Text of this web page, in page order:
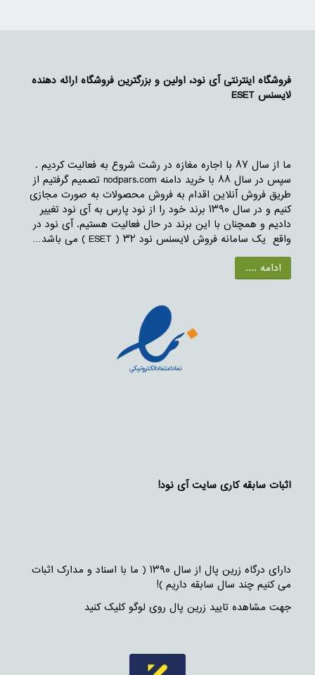
فروشگاه اینترنتی آی نود، اولین و بزرگترین فروشگاه ارائه دهنده
لایسنس ESET
ما از سال ۸۷ با اجاره مغازه در رشت شروع به فعالیت کردیم .
سپس در سال ۸۸ با خرید دامنه nodpars.com تصمیم گرفتیم از
طریق فروش آنلاین اقدام به فروش محصولات به صورت مجازی
کنیم و در سال ۱۳۹۰ برند خود را از نود پارس به آی نود تغییر
دادیم و همچنان با این برند در حال فعالیت هستیم. آی نود در
واقع یک سامانه فروش لایسنس نود ۳۲ ( ESET ) می باشد…
ادامه ....
اثبات سابقه کاری سایت آی نود!
دارای درگاه زرین پال از سال ۱۳۹۰ ( ما با اسناد و مدارک اثبات
می کنیم چند سال سابقه داریم )!
جهت مشاهده تایید زرین پال روی لوگو کلیک کنید